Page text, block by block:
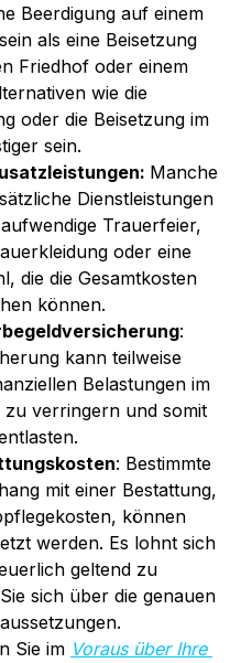
Beerdigung auf einem
als eine Beisetzung
Friedhof oder einem
wie die
oder die Beisetzung im
sein.
Manche
Dienstleistungen
Trauerfeier,
oder eine
die die Gesamtkosten
können.
:
kann teilweise
Belastungen im
zu verringern und somit
: Bestimmte
mit einer Bestattung,
können
werden. Es lohnt sich
geltend zu
sich über die genauen
Sie im Voraus über Ihre